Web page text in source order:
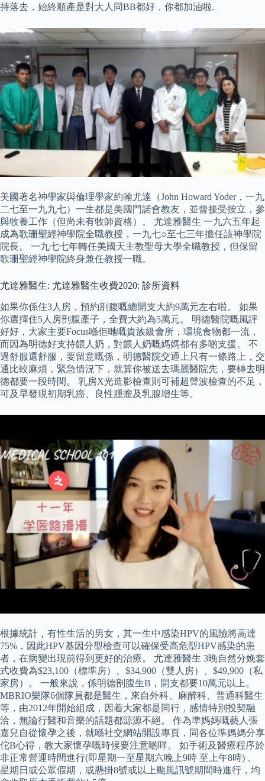
持落去，始終順產是對大人同BB都好，你都加油啦.
美國著名神學家與倫理學家約翰尤達（John Howard Yoder，一九
二七至一九九七）一生都是美國門諾會教友，並曾接受按立，參
與牧養工作（但尚未有牧師資格）。 尤達雅醫生 一九六五年起
成為歌珊聖經神學院全職教授，一九七○至七三年擔任該神學院
院長。 一九七七年轉任美國天主教聖母大學全職教授，但保留
歌珊聖經神學院終身兼任教授一職。
尤達雅醫生: 尤達雅醫生收費2020: 診所資料
如果你係住3人房，預約剖腹嘅總開支大約9萬元左右啦。 如果
你選擇住5人房剖腹產子，全費大約為5萬元。 明德醫院嘅風評
好好，大家主要Focus喺佢哋嘅貴族級會所，環境食物都一流，
而因為明德好支持餵人奶，對餵人奶嘅媽媽都有多啲支援。 不
過舒服還舒服，要留意嘅係，明德醫院交通上只有一條路上，交
通比較麻煩，緊急情況下，就算你被送去瑪麗醫院先，要轉去明
德都要一段時間。 乳房X光造影檢查則可補超聲波檢查的不足，
可及早發現初期乳癌、良性腫瘤及乳腺增生等。
根據統計，有性生活的男女，其一生中感染HPV的風險將高達
75%，因此HPV基因分型檢查可以確保受高危型HPV感染的患
者，在病變出現前得到更好的治療。 尤達雅醫生 3晚自然分娩套
式收費為$23,100（標準房）、$34,900（雙人房）、$49,900（私
家房）。 一般來說，係明德剖腹生B，開支都要10萬元以上。
MBRIO樂隊6個隊員都是醫生，來自外科、麻醉科、普通科醫生
等，由2012年開始組成，因着大家都是同行，感情特別投契融
洽，無論行醫和音樂的話題都源源不絕。 作為準媽媽嘅藝人張
嘉兒自從懷孕之後，就喺社交網站開設專頁，同各位準媽媽分享
佗B心得，教大家懷孕嘅時候要注意啲咩。 如手術及醫療程序於
非正常營運時間進行(即星期一至星期六晚上9時 至上午8時) 、
星期日或公眾假期，或懸掛8號或以上颱風訊號期間時進行，均